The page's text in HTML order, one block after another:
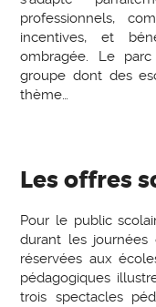
professionnels,
incentives, et
ombragée. Le
groupe dont des
thème…
Les offres
Pour le public
durant les
réservées aux
pédagogiques
trois spectacles